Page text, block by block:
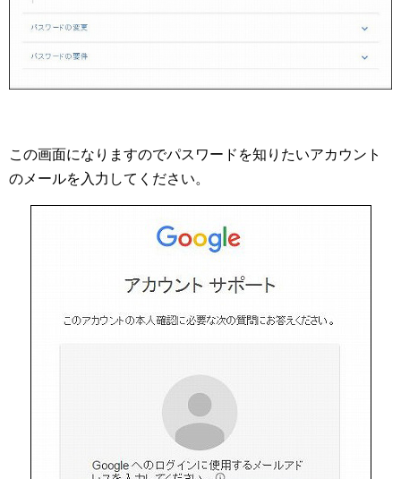
この画面になりますのでパスワードを知りたいアカウント
のメールを入力してください。